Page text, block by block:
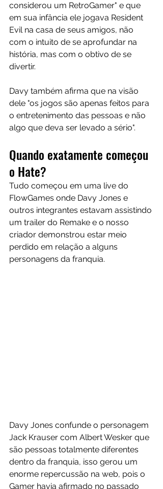
considerou um RetroGamer" e que
em sua infância ele jogava Resident
Evil na casa de seus amigos, não
com o intuito de se aprofundar na
história, mas com o obtivo de se
divertir.
Davy também afirma que na visão
dele "os jogos são apenas feitos para
o entretenimento das pessoas e não
algo que deva ser levado a sério".
Quando exatamente começou
o Hate?
Tudo começou em uma live do
FlowGames onde Davy Jones e
outros integrantes estavam assistindo
um trailer do Remake e o nosso
criador demonstrou estar meio
perdido em relação a alguns
personagens da franquia.
Davy Jones confunde o personagem
Jack Krauser com Albert Wesker que
são pessoas totalmente diferentes
dentro da franquia, isso gerou um
enorme repercussão na web, pois o
Gamer havia afirmado no passado